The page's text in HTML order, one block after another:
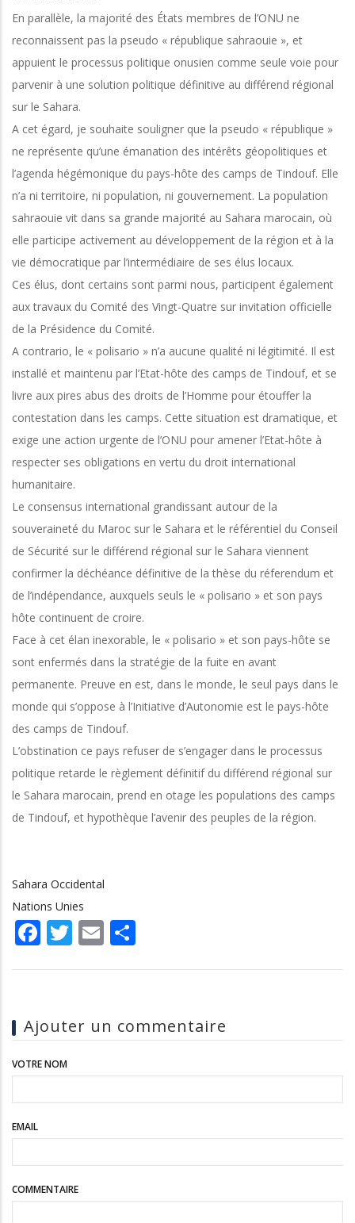
En parallèle, la majorité des États membres de l’ONU ne
reconnaissent pas la pseudo « république sahraouie », et
appuient le processus politique onusien comme seule voie pour
parvenir à une solution politique définitive au différend régional
sur le Sahara.
A cet égard, je souhaite souligner que la pseudo « république »
ne représente qu’une émanation des intérêts géopolitiques et
l’agenda hégémonique du pays-hôte des camps de Tindouf. Elle
n’a ni territoire, ni population, ni gouvernement. La population
sahraouie vit dans sa grande majorité au Sahara marocain, où
elle participe activement au développement de la région et à la
vie démocratique par l’intermédiaire de ses élus locaux.
Ces élus, dont certains sont parmi nous, participent également
aux travaux du Comité des Vingt-Quatre sur invitation officielle
de la Présidence du Comité.
A contrario, le « polisario » n’a aucune qualité ni légitimité. Il est
installé et maintenu par l’Etat-hôte des camps de Tindouf, et se
livre aux pires abus des droits de l’Homme pour étouffer la
contestation dans les camps. Cette situation est dramatique, et
exige une action urgente de l’ONU pour amener l’Etat-hôte à
respecter ses obligations en vertu du droit international
humanitaire.
Le consensus international grandissant autour de la
souveraineté du Maroc sur le Sahara et le référentiel du Conseil
de Sécurité sur le différend régional sur le Sahara viennent
confirmer la déchéance définitive de la thèse du réferendum et
de l’indépendance, auxquels seuls le « polisario » et son pays
hôte continuent de croire.
Face à cet élan inexorable, le « polisario » et son pays-hôte se
sont enfermés dans la stratégie de la fuite en avant
permanente. Preuve en est, dans le monde, le seul pays dans le
monde qui s’oppose à l’Initiative d’Autonomie est le pays-hôte
des camps de Tindouf.
L’obstination ce pays refuser de s’engager dans le processus
politique retarde le règlement définitif du différend régional sur
le Sahara marocain, prend en otage les populations des camps
de Tindouf, et hypothèque l’avenir des peuples de la région.
Sahara Occidental
Nations Unies
Facebook
Twitter
Email
Ajouter un commentaire
VOTRE NOM
EMAIL
COMMENTAIRE